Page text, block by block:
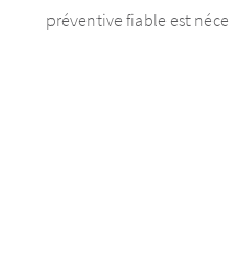
préventive fiable est